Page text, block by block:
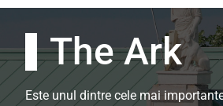
The Ark
Este unul dintre cele mai